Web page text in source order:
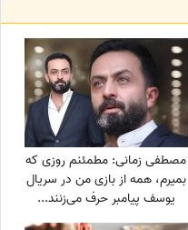
مصطفی زمانی: مطمئنم روزی که
بمیرم، همه از بازی من در سریال
یوسف پیامبر حرف می‌زنند...
+ویدیو